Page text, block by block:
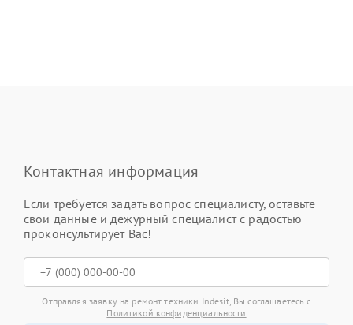
Контактная информация
Если требуется задать вопрос специалисту, оставьте
свои данные и дежурный специалист с радостью
проконсультирует Вас!
Отправляя заявку на ремонт техники Indesit, Вы соглашаетесь с
Политикой конфиденциальности